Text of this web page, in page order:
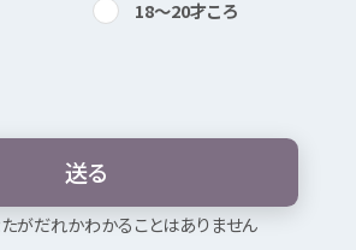
お気に入り
18〜20才ころ
送る
がだれかわかることはありません
野市役所庁舎
？